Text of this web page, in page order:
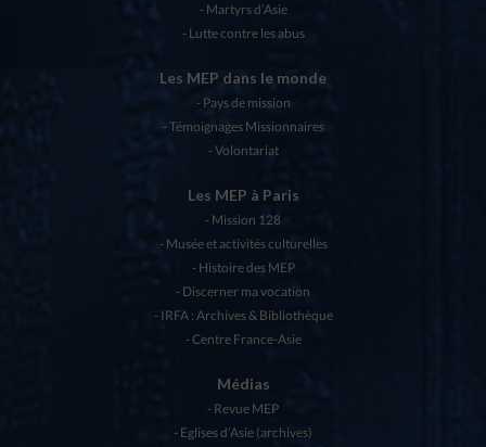
Martyrs d’Asie
Lutte contre les abus
Les MEP dans le monde
Pays de mission
Témoignages Missionnaires
Volontariat
Les MEP à Paris
Mission 128
Musée et activités culturelles
Histoire des MEP
Discerner ma vocation
IRFA : Archives & Bibliothèque
Centre France-Asie
Médias
Revue MEP
Eglises d’Asie (archives)